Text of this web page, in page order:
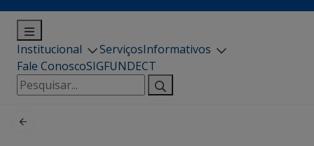
Institucional ServiçosInformativos
Fale ConoscoSIGFUNDECT
Pesquisar
por: